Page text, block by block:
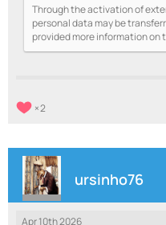
Through the activation of
personal data may be
provided more information on
2
ursinho76
Apr 10th 2026